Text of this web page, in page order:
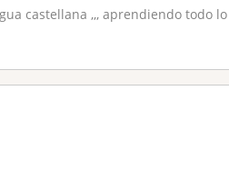
castellana ,,, aprendiendo todo